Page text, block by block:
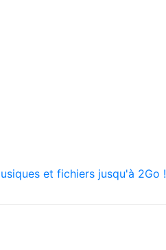
et fichiers jusqu'à 2Go !